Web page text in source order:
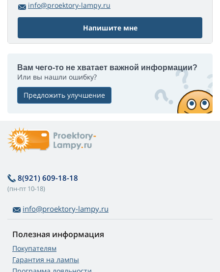
info@proektory-lampy.ru
Напишите мне
Вам чего-то не хватает важной информации?
Или вы нашли ошибку?
Предложить улучшение
8(921) 609-18-18
(пн-пт 10-18)
info@proektory-lampy.ru
Полезная информация
Покупателям
Гарантия на лампы